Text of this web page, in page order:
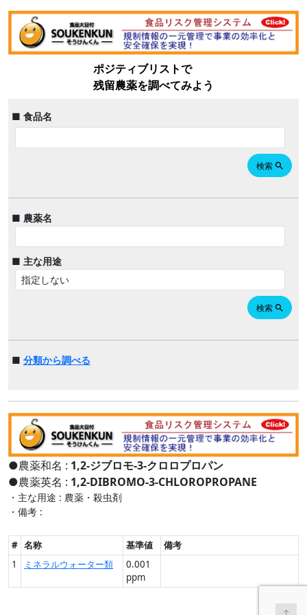
ポジティブリストで
残留農薬を調べてみよう
■ 食品名
検索 search
■ 農薬名
■ 主な用途
検索 search
■ 分類から調べる
●農薬和名 : 1,2-ジブロモ-3-クロロプロパン
●農薬英名 : 1,2-DIBROMO-3-CHLOROPROPANE
・主な用途 : 農薬・殺虫剤
・備考 :
# 名称 基準値
備考
1
ミネラルウォーター類
0.001
ppm
↑